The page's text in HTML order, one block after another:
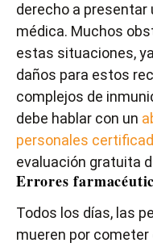
derecho a presentar
médica. Muchos
estas situaciones,
daños para estos
complejos de
debe hablar con un
personales
evaluación gratuita
Errores
Todos los días, las
mueren por cometer